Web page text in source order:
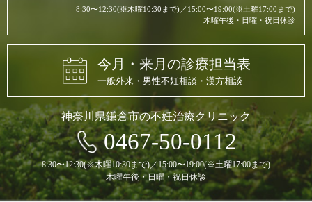
8:30〜12:30(※木曜10:30まで)／15:00〜19:00(※土曜17:00まで)
木曜午後・日曜・祝日休診
今月・来月の診療担当表
一般外来・男性不妊相談・漢方相談
神奈川県鎌倉市の不妊治療クリニック
0467-50-0112
8:30〜12:30(※木曜10:30まで)／15:00〜19:00(※土曜17:00まで)
木曜午後・日曜・祝日休診